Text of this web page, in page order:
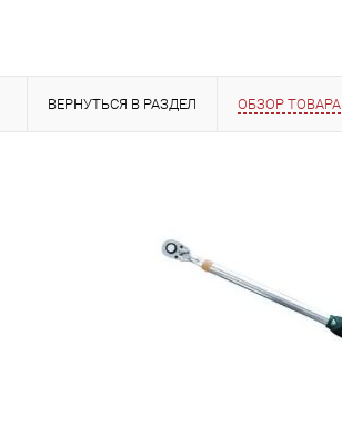
ВЕРНУТЬСЯ В РАЗДЕЛ ОБЗОР ТОВАРА